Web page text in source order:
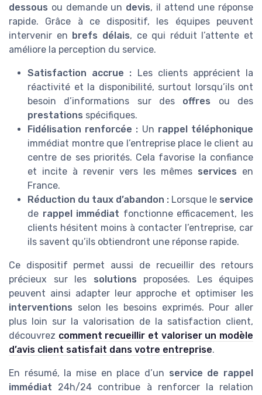
dessous ou demande un devis, il attend une réponse
rapide. Grâce à ce dispositif, les équipes peuvent
intervenir en brefs délais, ce qui réduit l’attente et
améliore la perception du service.
Satisfaction accrue : Les clients apprécient la
réactivité et la disponibilité, surtout lorsqu’ils ont
besoin d’informations sur des offres ou des
prestations spécifiques.
Fidélisation renforcée : Un rappel téléphonique
immédiat montre que l’entreprise place le client au
centre de ses priorités. Cela favorise la confiance
et incite à revenir vers les mêmes services en
France.
Réduction du taux d’abandon : Lorsque le service
de rappel immédiat fonctionne efficacement, les
clients hésitent moins à contacter l’entreprise, car
ils savent qu’ils obtiendront une réponse rapide.
Ce dispositif permet aussi de recueillir des retours
précieux sur les solutions proposées. Les équipes
peuvent ainsi adapter leur approche et optimiser les
interventions selon les besoins exprimés. Pour aller
plus loin sur la valorisation de la satisfaction client,
découvrez comment recueillir et valoriser un modèle
d’avis client satisfait dans votre entreprise.
En résumé, la mise en place d’un service de rappel
immédiat 24h/24 contribue à renforcer la relation